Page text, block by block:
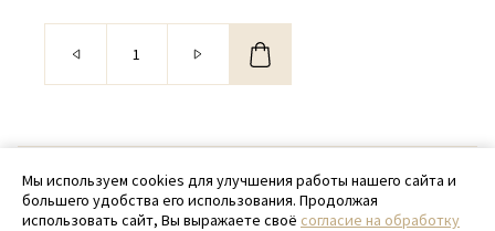
© 2020 - 2026 SamPack
+ 7 (918) 699-97-87
Мы используем cookies для улучшения работы нашего сайта и
большего удобства его использования. Продолжая
использовать сайт, Вы выражаете своё согласие на обработку